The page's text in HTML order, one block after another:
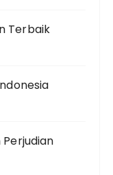
Terbaik